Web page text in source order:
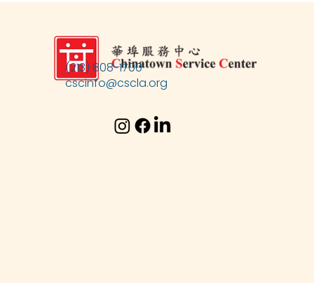
(213) 808-1700
cscinfo@cscla.org